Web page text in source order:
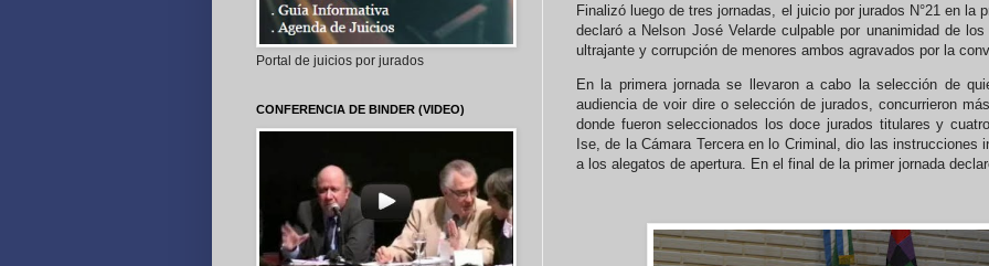
Finalizó luego de tres jornadas, el juicio por jurados N°21 en la
declaró a Nelson José Velarde culpable por unanimidad de
ultrajante y corrupción de menores ambos agravados por la
En la primera jornada se llevaron a cabo la selección de
audiencia de voir dire o selección de jurados, concurrieron
donde fueron seleccionados los doce jurados titulares y
Ise, de la Cámara Tercera en lo Criminal, dio las instrucciones
a los alegatos de apertura. En el final de la primer jornada
Portal de juicios por jurados
CONFERENCIA DE BINDER (VIDEO)